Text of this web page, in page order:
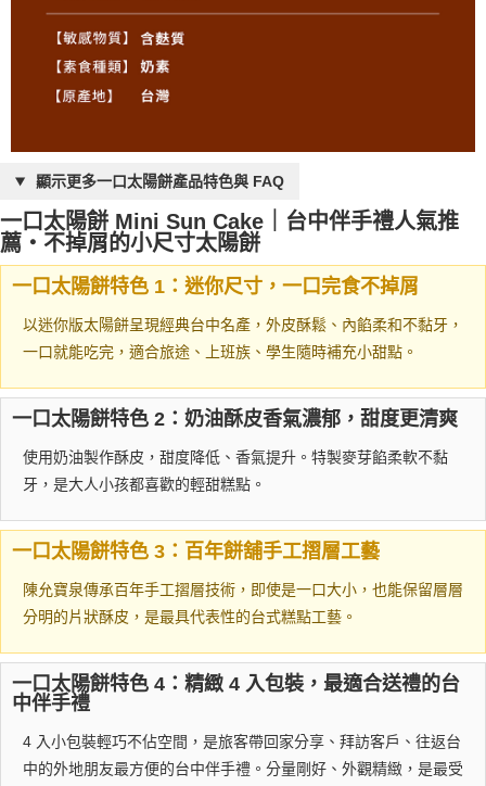
顯示更多一口太陽餅產品特色與 FAQ
一口太陽餅 Mini Sun Cake｜台中伴手禮人氣推
薦・不掉屑的小尺寸太陽餅
一口太陽餅特色 1：迷你尺寸，一口完食不掉屑
以迷你版太陽餅呈現經典台中名產，外皮酥鬆、內餡柔和不黏牙，
一口就能吃完，適合旅途、上班族、學生隨時補充小甜點。
一口太陽餅特色 2：奶油酥皮香氣濃郁，甜度更清爽
使用奶油製作酥皮，甜度降低、香氣提升。特製麥芽餡柔軟不黏
牙，是大人小孩都喜歡的輕甜糕點。
一口太陽餅特色 3：百年餅舖手工摺層工藝
陳允寶泉傳承百年手工摺層技術，即使是一口大小，也能保留層層
分明的片狀酥皮，是最具代表性的台式糕點工藝。
一口太陽餅特色 4：精緻 4 入包裝，最適合送禮的台
中伴手禮
4 入小包裝輕巧不佔空間，是旅客帶回家分享、拜訪客戶、往返台
中的外地朋友最方便的台中伴手禮。分量剛好、外觀精緻，是最受